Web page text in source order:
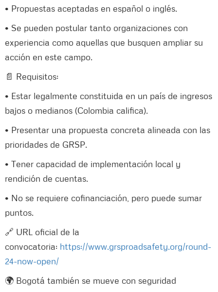
• Propuestas aceptadas en español o inglés.
• Se pueden postular tanto organizaciones con
experiencia como aquellas que busquen ampliar su
acción en este campo.
📄 Requisitos:
• Estar legalmente constituida en un país de ingresos
bajos o medianos (Colombia califica).
• Presentar una propuesta concreta alineada con las
prioridades de GRSP.
• Tener capacidad de implementación local y
rendición de cuentas.
• No se requiere cofinanciación, pero puede sumar
puntos.
🔗 URL oficial de la
convocatoria: https://www.grsproadsafety.org/round-
24-now-open/
🌍 Bogotá también se mueve con seguridad